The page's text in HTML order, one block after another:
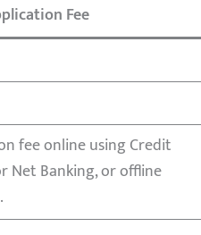
Fee
fee online using Credit
Net Banking, or offline